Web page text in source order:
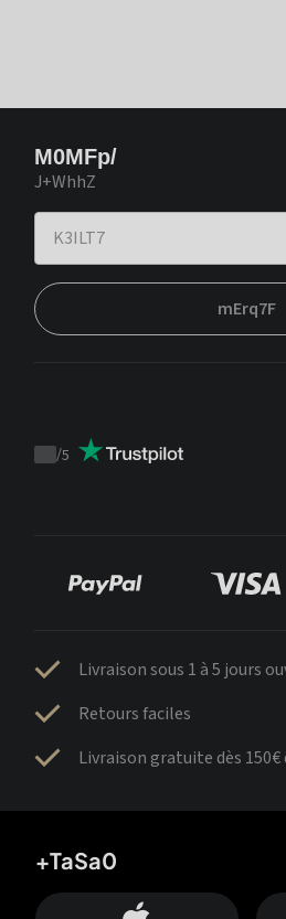
M0MFp/
J+WhhZ
mErq7F
Trustpilot
/5
Livraison sous 1 à 5 jours
Retours faciles
Livraison gratuite dès
+TaSa0